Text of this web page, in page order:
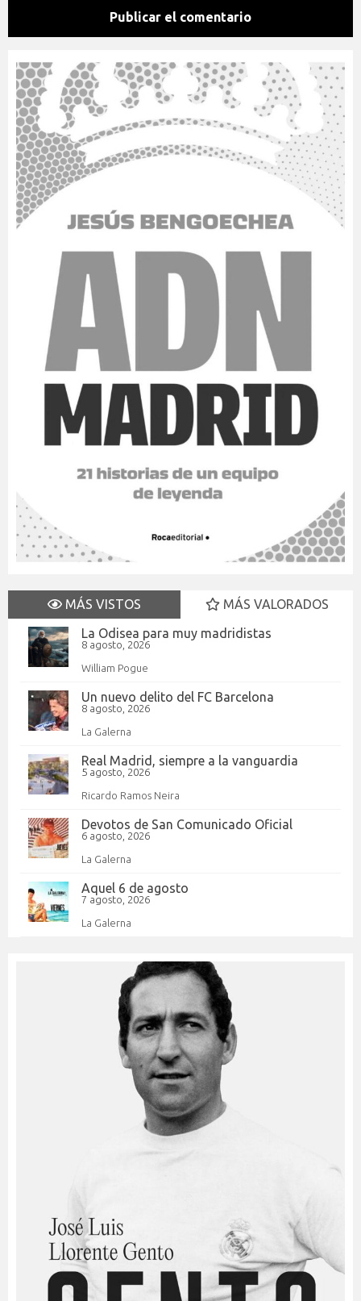
MÁS VISTOS
MÁS VALORADOS
La Odisea para muy madridistas
8 agosto, 2026
William Pogue
Un nuevo delito del FC Barcelona
8 agosto, 2026
La Galerna
Real Madrid, siempre a la vanguardia
5 agosto, 2026
Ricardo Ramos Neira
Devotos de San Comunicado Oficial
6 agosto, 2026
La Galerna
Aquel 6 de agosto
7 agosto, 2026
La Galerna